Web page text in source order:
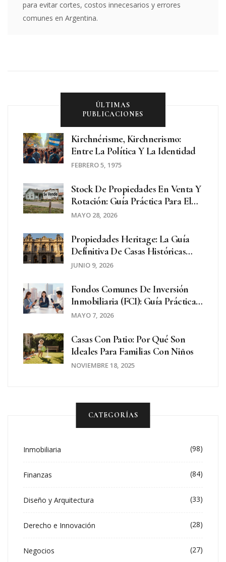
para evitar cortes, costos innecesarios y errores
comunes en Argentina.
ÚLTIMAS
PUBLICACIONES
Kirchnérisme, Kirchnerismo:
Entre La Política Y La Identidad
FEBRERO 5, 1975
Stock De Propiedades En Venta Y
Rotación: Guía Práctica Para El
Mercado Inmobiliario Argentino
MAYO 28, 2026
Propiedades Heritage: La Guía
Definitiva De Casas Históricas
Premium En 2026
JUNIO 9, 2026
Fondos Comunes De Inversión
Inmobiliaria (FCI): Guía Práctica
Para Invertir En Bienes Raíces Sin
MAYO 7, 2026
Casas Con Patio: Por Qué Son
Ideales Para Familias Con Niños
NOVIEMBRE 18, 2025
CATEGORÍAS
Inmobiliaria (98)
Finanzas (84)
Diseño y Arquitectura (33)
Derecho e Innovación (28)
Negocios (27)